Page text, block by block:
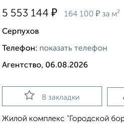
5 553 144 ₽ 164 100 ₽ за м²
Серпухов
Телефон: показать телефон
Агентство, 06.08.2026
В закладки
Жилой комплекс "Городской